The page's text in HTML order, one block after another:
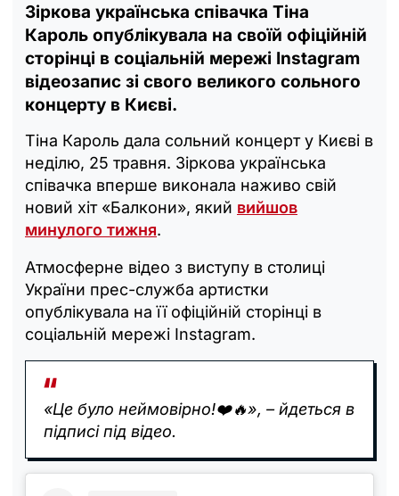
Зіркова українська співачка Тіна
Кароль опублікувала на своїй офіційній
сторінці в соціальній мережі Instagram
відеозапис зі свого великого сольного
концерту в Києві.
Тіна Кароль дала сольний концерт у Києві в
неділю, 25 травня. Зіркова українська
співачка вперше виконала наживо свій
новий хіт «Балкони», який вийшов
минулого тижня.
Атмосферне відео з виступу в столиці
України прес-служба артистки
опублікувала на її офіційній сторінці в
соціальній мережі Instagram.
«Це було неймовірно!❤️🔥», – йдеться в
підписі під відео.